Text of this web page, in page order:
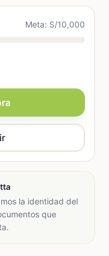
Meta: S/10,000
la identidad del
que